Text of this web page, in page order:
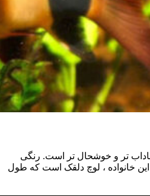
تر و خوشحال تر است. رنگی
خانواده ، لوچ دلقک است که طول